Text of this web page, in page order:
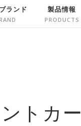
ランド 製品情報
トカー